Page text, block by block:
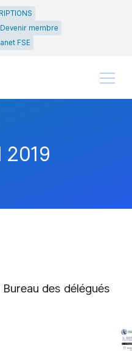
Devenir membre
FSE
2019
des délégués